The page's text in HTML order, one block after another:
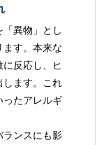
異物」とし
す。本来な
反応し、ヒ
します。これ
ったアレルギ
ランスにも影